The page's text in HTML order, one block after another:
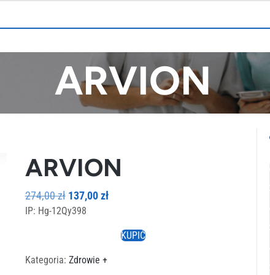
ARVION
ARVION
274,00zł Pierwotna
cena
137,00złAktualna
wynosi:
137,00 zł.
IP: Hg-12Qy398
KUPIĆ
Kategoria: Zdrowie +